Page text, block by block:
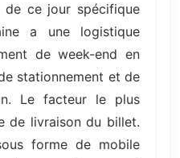
ce jour spécifique
a une logistique
de week-end en
stationnement et de
Le facteur le plus
de livraison du billet.
forme de mobile